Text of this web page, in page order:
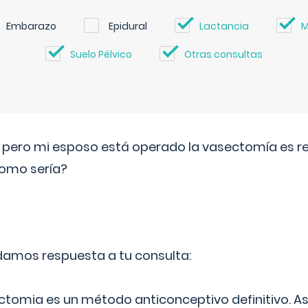
Embarazo Epidural Lactancia
Suelo Pélvico Otras consultas
mi esposo está operado la vasectomía es
sería?
respuesta a tu consulta:
es un método anticonceptivo definitivo.